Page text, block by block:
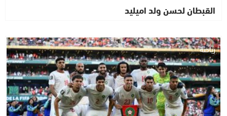
القبطان لحسن ولد اميليد
رياضة